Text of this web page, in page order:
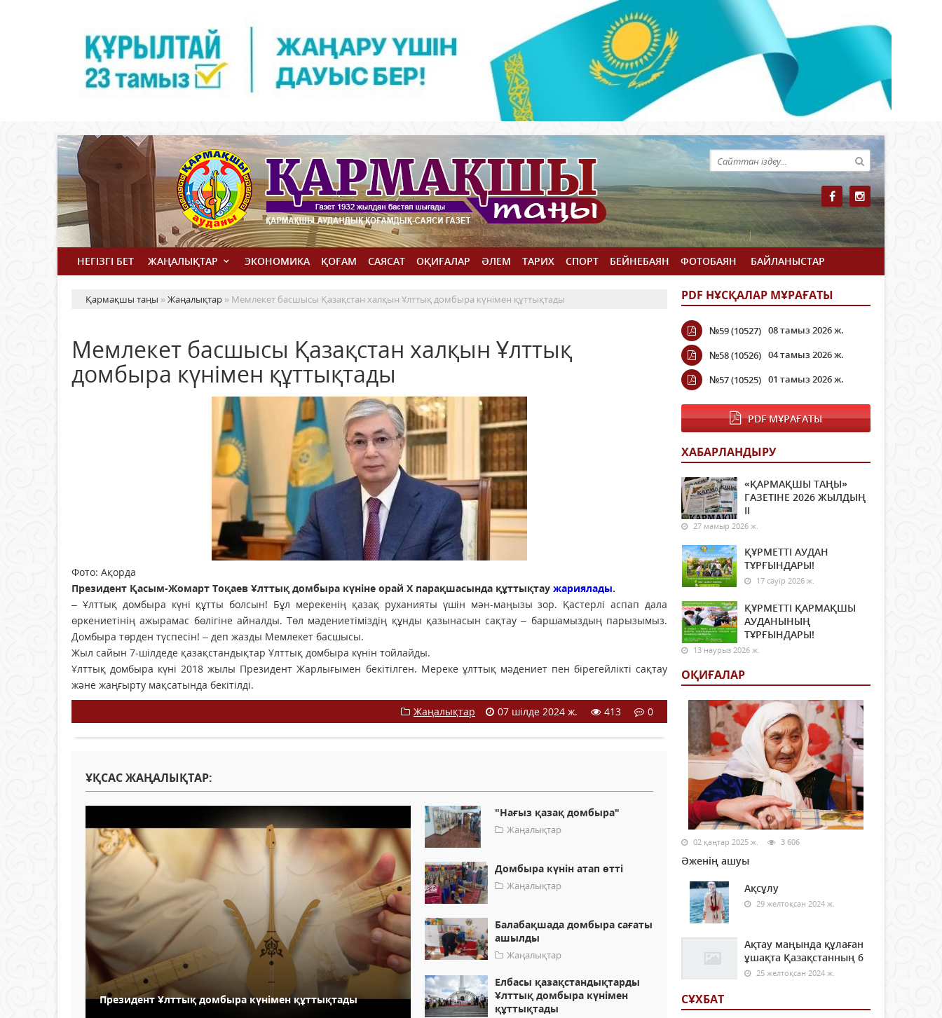
НЕГІЗГІ БЕТ ЖАҢАЛЫҚТАР ЭКОНОМИКА ҚОҒАМ САЯСАТ ОҚИҒАЛАР ӘЛЕМ ТАРИХ СПОРТ БЕЙНЕБАЯН ФОТОБАЯН БАЙЛАНЫСТАР
Қармақшы таңы »Жаңалықтар » Мемлекет басшысы Қазақстан халқын Ұлттық домбыра күнімен құттықтады
Мемлекет басшысы Қазақстан халқын Ұлттық
домбыра күнімен құттықтады
Фото: Ақорда
Президент Қасым-Жомарт Тоқаев Ұлттық домбыра күніне орай Х парақшасында құттықтау жариялады.
– Ұлттық домбыра күні құтты болсын! Бұл мерекенің қазақ руханияты үшін мән-маңызы зор. Қастерлі аспап дала
өркениетінің ажырамас бөлігіне айналды. Төл мәдениетіміздің құнды қазынасын сақтау – баршамыздың парызымыз.
Домбыра төрден түспесін! – деп жазды Мемлекет басшысы.
Жыл сайын 7-шілдеде қазақстандықтар Ұлттық домбыра күнін тойлайды.
Ұлттық домбыра күні 2018 жылы Президент Жарлығымен бекітілген. Мереке ұлттық мәдениет пен бірегейлікті сақтау
және жаңғырту мақсатында бекітілді.
Жаңалықтар
07 шілде 2024 ж. 413 0
ҰҚСАС ЖАҢАЛЫҚТАР:
Президент Ұлттық домбыра күнімен құттықтады
"Нағыз қазақ домбыра"
Жаңалықтар
Домбыра күнін атап өтті
Жаңалықтар
Балабақшада домбыра сағаты
ашылды
Жаңалықтар
Елбасы қазақстандықтарды
Ұлттық домбыра күнімен
құттықтады
PDF НҰСҚАЛАР МҰРАҒАТЫ
№59 (10527) 08 тамыз 2026 ж.
№58 (10526) 04 тамыз 2026 ж.
№57 (10525) 01 тамыз 2026 ж.
PDF МҰРАҒАТЫ
ХАБАРЛАНДЫРУ
«ҚАРМАҚШЫ ТАҢЫ»
ГАЗЕТІНЕ 2026 ЖЫЛДЫҢ
ІI
27 мамыр 2026 ж.
ҚҰРМЕТТІ АУДАН
ТҰРҒЫНДАРЫ!
17 сәуір 2026 ж.
ҚҰРМЕТТІ ҚАРМАҚШЫ
АУДАНЫНЫҢ
ТҰРҒЫНДАРЫ!
13 наурыз 2026 ж.
ОҚИҒАЛАР
02 қаңтар 2025 ж. 3 606
Әженің ашуы
Ақсұлу
29 желтоқсан 2024 ж.
Ақтау маңында құлаған
ұшақта Қазақстанның 6
25 желтоқсан 2024 ж.
СҰХБАТ